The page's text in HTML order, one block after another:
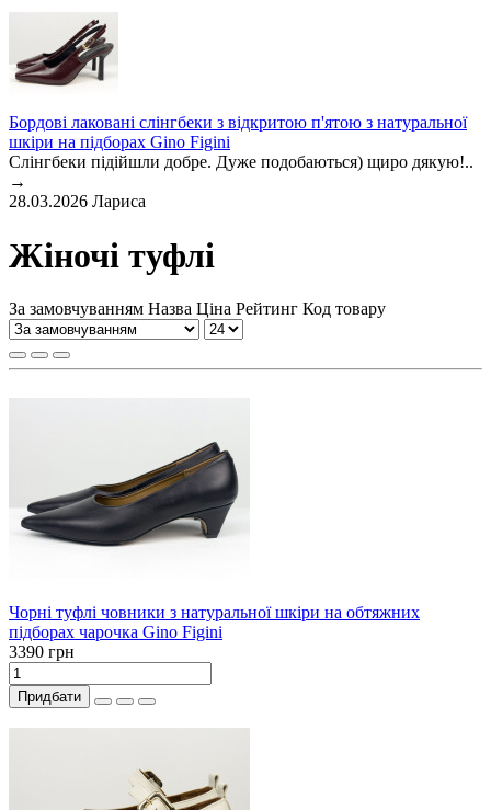
Бордові лаковані слінгбеки з відкритою п'ятою з натуральної
шкіри на підборах Gino Figini
Слінгбеки підійшли добре. Дуже подобаються) щиро дякую!..
→
28.03.2026 Лариса
Жіночі туфлі
За замовчуванням Назва Ціна Рейтинг Код товару
Чорні туфлі човники з натуральної шкіри на обтяжних
підборах чарочка Gino Figini
3390 грн
Придбати